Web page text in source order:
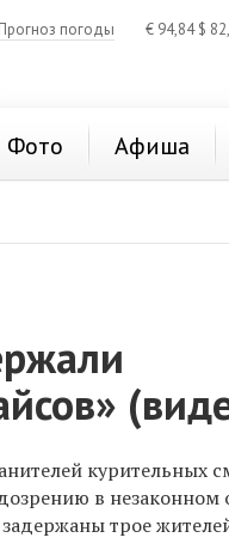
Прогноз погоды € 94,84$
Фото Афиша
курительных
в незаконном
трое